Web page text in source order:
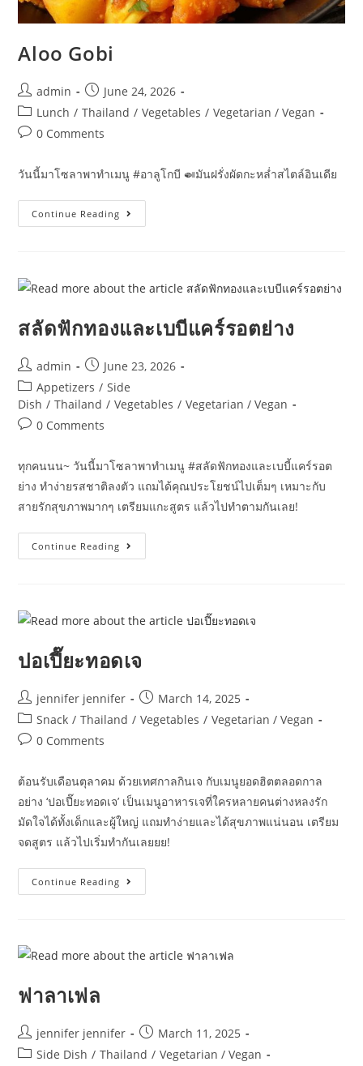
Aloo Gobi
Post
author:
admin
Post
published:
June 24, 2026
Post
category:
Lunch / Thailand / Vegetables / Vegetarian / Vegan
Post0 Comments
วันนี้มาโซลาพาทำเมนู #อาลูโกบี 🍛มันฝรั่งผัดกะหล่ำสไตล์อินเดีย
Continue Reading Aloo
Gobi
สลัดฟักทองและเบบีแคร์รอตย่าง
Post
author:
admin
Post
published:
June 23, 2026
Post
category:
Appetizers / Side
Dish / Thailand / Vegetables / Vegetarian / Vegan
Post0 Comments
ทุกคนนน~ วันนี้มาโซลาพาทำเมนู #สลัดฟักทองและเบบี้แคร์รอต
ย่าง ทำง่ายรสชาติลงตัว แถมได้คุณประโยชน์ไปเต็มๆ เหมาะกับ
สายรักสุขภาพมากๆ เตรียมแกะสูตร แล้วไปทำตามกันเลย!
Continue Reading สลัด
ฟัก
รอ
ต
ปอเปี๊ยะทอดเจ
Post
author:
jennifer jennifer
Post
published:
March 14, 2025
Post
category:
Snack / Thailand / Vegetables / Vegetarian / Vegan
Post0 Comments
ต้อนรับเดือนตุลาคม ด้วยเทศกาลกินเจ กับเมนูยอดฮิตตลอดกาล
อย่าง ‘ปอเปี๊ยะทอดเจ’ เป็นเมนูอาหารเจที่ใครหลายคนต่างหลงรัก
มัดใจได้ทั้งเด็กและผู้ใหญ่ แถมทำง่ายและได้สุขภาพแน่นอน เตรียม
จดสูตร แล้วไปเริ่มทำกันเลยยย!
Continue Reading ปอ
เปี๊ยะ
ฟาลาเฟล
Post
author:
jennifer jennifer
Post
published:
March 11, 2025
PostSide Dish / Thailand / Vegetarian / Vegan